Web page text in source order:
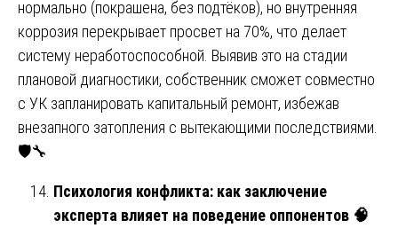
нормально (покрашена, без подтёков), но внутренняя
коррозия перекрывает просвет на 70%, что делает
систему неработоспособной. Выявив это на стадии
плановой диагностики, собственник сможет совместно
с УК запланировать капитальный ремонт, избежав
внезапного затопления с вытекающими последствиями.
🛡️🔧
Психология конфликта: как заключение
эксперта влияет на поведение оппонентов 🧠